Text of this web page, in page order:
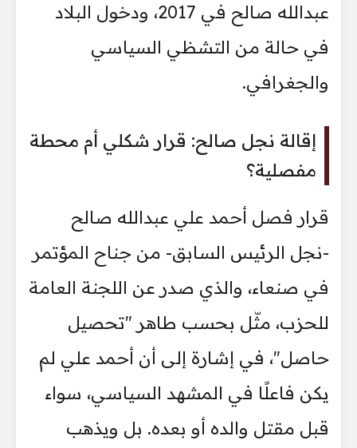
عبدالله صالح في 2017، ودخول البلاد
في حالة من التشظي السياسي
والجغرافي.
إقالة نجل صالح: قرار شكلي أم محطة
مفصلية؟
قرار فصل أحمد علي عبدالله صالح
-نجل الرئيس السابق- من جناح المؤتمر
في صنعاء، والذي صدر عن اللجنة العامة
للحزب، مثّل بحسب طاهر "تحصيل
حاصل"، في إشارة إلى أن أحمد علي لم
يكن فاعلًا في المشهد السياسي، سواء
قبل مقتل والده أو بعده. بل ويذهب